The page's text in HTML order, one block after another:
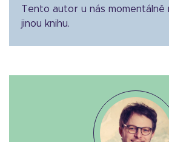
Tento autor u nás momentálně
jinou knihu.